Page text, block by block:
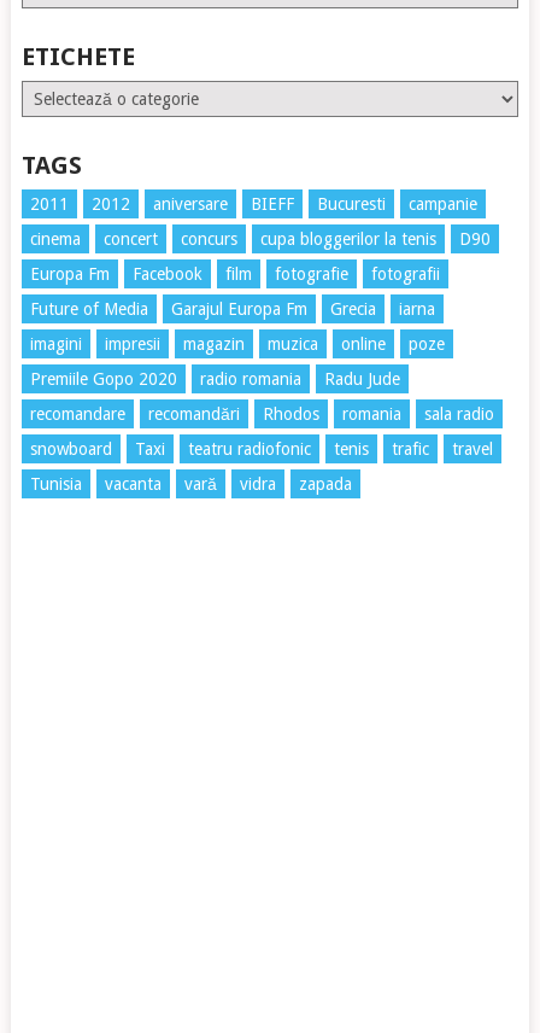
ETICHETE
Etichete
TAGS
2011 2012 aniversare BIEFF Bucuresti
campanie
cinema
concert concurs cupa bloggerilor la tenis
D90
Europa Fm
Facebook film fotografie
fotografii
Future of Media
Garajul Europa Fm Grecia
iarna
imagini
impresii magazin muzica online
poze
Premiile Gopo 2020
radio romania
Radu Jude
recomandare
recomandări Rhodos romania
sala radio
snowboard
Taxi teatru radiofonic tenis trafic
travel
Tunisia
vacanta vară vidra zapada